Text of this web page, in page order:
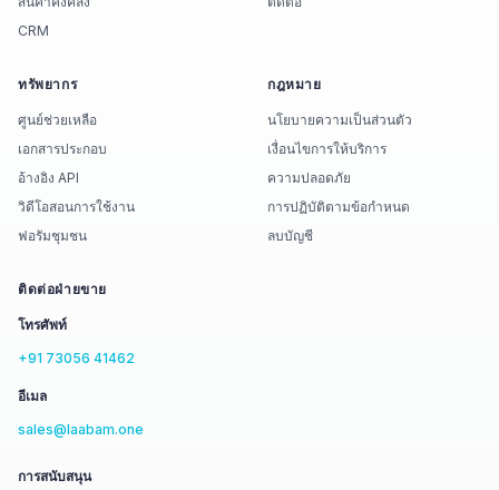
CRM
ทรัพยากร
ศูนย์ช่วยเหลือ
เอกสารประกอบ
อ้างอิง API
วิดีโอสอนการใช้งาน
ฟอรัมชุมชน
กฎหมาย
นโยบายความเป็นส่วนตัว
เงื่อนไขการให้บริการ
ความปลอดภัย
การปฏิบัติตามข้อกำหนด
ลบบัญชี
ติดต่อฝ่ายขาย
โทรศัพท์
+91 73056 41462
อีเมล
sales@laabam.one
การสนับสนุน